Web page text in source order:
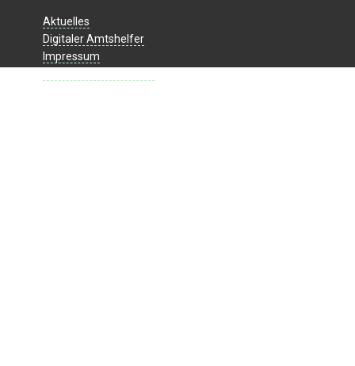
Aktuelles
Digitaler Amtshelfer
Impressum